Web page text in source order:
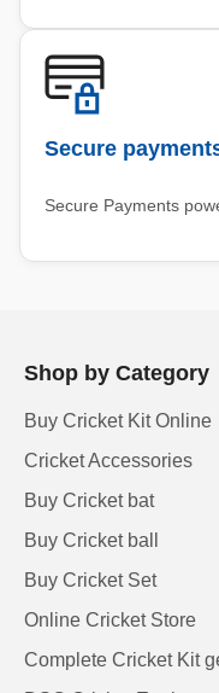
Secure
Secure Payments
Shop by Category
Buy Cricket Kit Online
Cricket Accessories
Buy Cricket bat
Buy Cricket ball
Buy Cricket Set
Online Cricket Store
Complete Cricket Kit